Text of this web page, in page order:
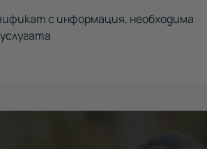
с информация, необходима